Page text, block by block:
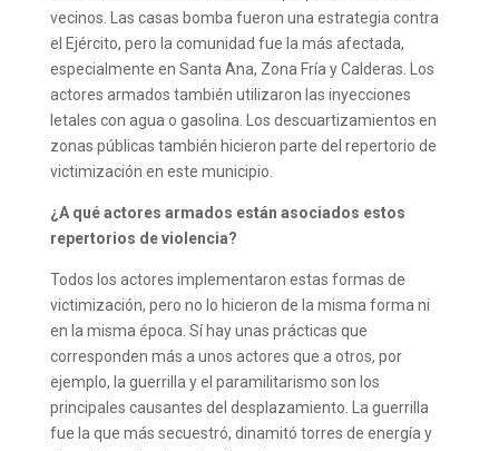
vecinos. Las casas bomba fueron una estrategia contra
el Ejército, pero la comunidad fue la más afectada,
especialmente en Santa Ana, Zona Fría y Calderas. Los
actores armados también utilizaron las inyecciones
letales con agua o gasolina. Los descuartizamientos en
zonas públicas también hicieron parte del repertorio de
victimización en este municipio.
¿A qué actores armados están asociados estos
repertorios de violencia?
Todos los actores implementaron estas formas de
victimización, pero no lo hicieron de la misma forma ni
en la misma época. Sí hay unas prácticas que
corresponden más a unos actores que a otros, por
ejemplo, la guerrilla y el paramilitarismo son los
principales causantes del desplazamiento. La guerrilla
fue la que más secuestró, dinamitó torres de energía y